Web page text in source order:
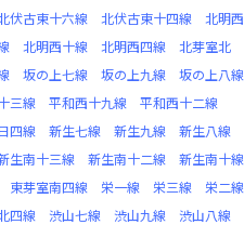
伏古東十六線 北伏古東十四線
北明西
北明西十線 北明西四線
北芽室北
坂の上七線 坂の上九線
坂の上八線
三線 平和西十九線
平和西十二線
四線 新生七線 新生九線
新生八線
生南十三線 新生南十二線
新生南十線
東芽室南四線 栄一線 栄三線
栄二線
四線 渋山七線 渋山九線
渋山八線